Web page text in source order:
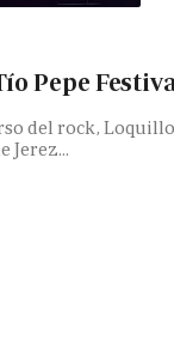
Pepe
del rock,
Jerez...